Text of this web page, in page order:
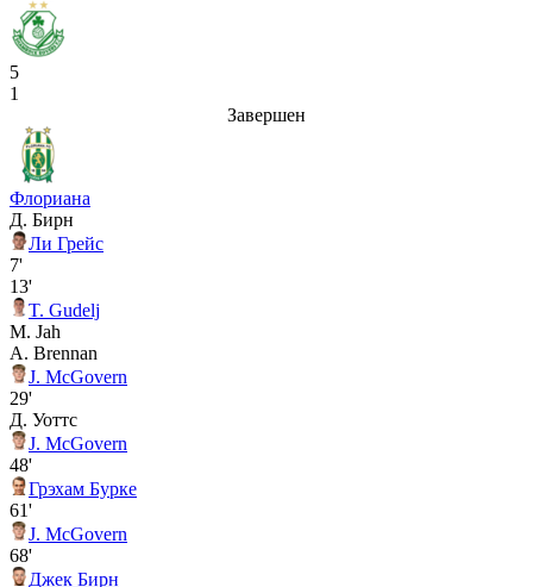
5
1
Завершен
Флориана
Д. Бирн
Ли Грейс
7'
13'
T. Gudelj
M. Jah
A. Brennan
J. McGovern
29'
Д. Уоттс
J. McGovern
48'
Грэхам Бурке
61'
J. McGovern
68'
Джек Бирн